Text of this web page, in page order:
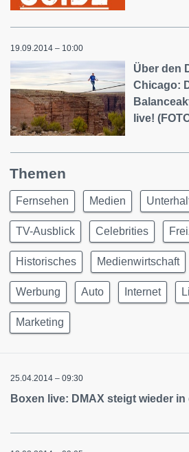
19.09.2014 – 10:00
Über den
Chicago:
live!
Themen
Fernsehen Medien
TV-Ausblick Celebrities
Historisches Medienwirtschaft
Werbung Auto Internet
Marketing
25.04.2014 – 09:30
Boxen live: DMAX steigt wieder in